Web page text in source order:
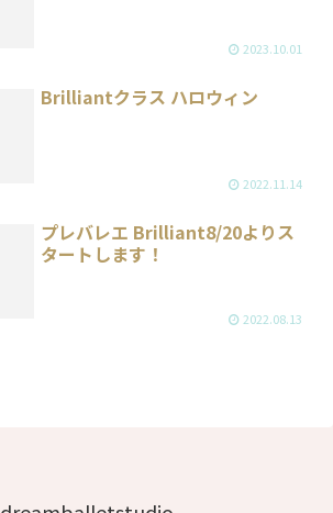
2023.10.01
Brilliantクラス ハロウィン
2022.11.14
プレバレエ Brilliant8/20よりス
タートします！
2022.08.13